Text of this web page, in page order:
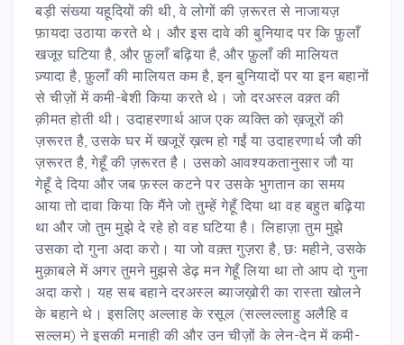
बड़ी संख्या यहूदियों की थी, वे लोगों की ज़रूरत से नाजायज़
फ़ायदा उठाया करते थे। और इस दावे की बुनियाद पर कि फ़ुलाँ
खजूर घटिया है, और फ़ुलाँ बढ़िया है, और फ़ुलाँ की मालियत
ज़्यादा है, फ़ुलाँ की मालियत कम है, इन बुनियादों पर या इन बहानों
से चीज़ों में कमी-बेशी किया करते थे। जो दरअस्ल वक़्त की
क़ीमत होती थी। उदाहरणार्थ आज एक व्यक्ति को ख़जूरों की
ज़रूरत है, उसके घर में खजूरें ख़त्म हो गईं या उदाहरणार्थ जौ की
ज़रूरत है, गेहूँ की ज़रूरत है। उसको आवश्यकतानुसार जौ या
गेहूँ दे दिया और जब फ़स्ल कटने पर उसके भुगतान का समय
आया तो दावा किया कि मैंने जो तुम्हें गेहूँ दिया था वह बहुत बढ़िया
था और जो तुम मुझे दे रहे हो वह घटिया है। लिहाज़ा तुम मुझे
उसका दो गुना अदा करो। या जो वक़्त गुज़रा है, छः महीने, उसके
मुक़ाबले में अगर तुमने मुझसे डेढ़ मन गेहूँ लिया था तो आप दो गुना
अदा करो। यह सब बहाने दरअस्ल ब्याजख़ोरी का रास्ता खोलने
के बहाने थे। इसलिए अल्लाह के रसूल (सल्लल्लाहु अलैहि व
सल्लम) ने इसकी मनाही की और उन चीज़ों के लेन-देन में कमी-